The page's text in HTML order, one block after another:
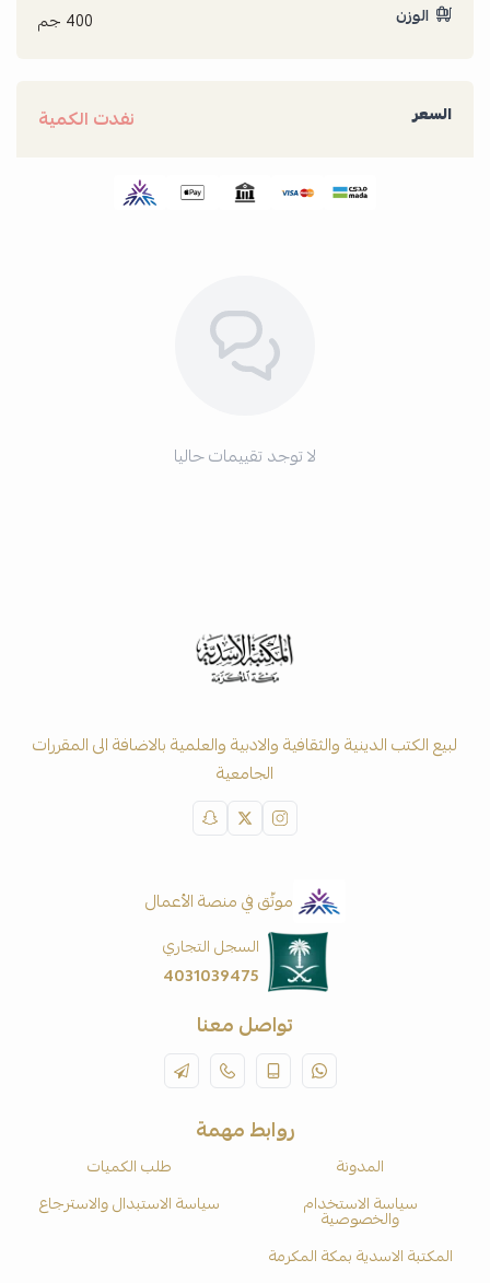
الوزن 400 جم
السعر نفدت الكمية
لا توجد تقييمات حاليا
لبيع الكتب الدينية والثقافية والادبية والعلمية بالاضافة الى المقررات
الجامعية
موثّق في منصة الأعمال
السجل التجاري
4031039475
تواصل معنا
روابط مهمة
المدونة
طلب الكميات
سياسة الاستخدام
والخصوصية
سياسة الاستبدال والاسترجاع
المكتبة الاسدية بمكة المكرمة